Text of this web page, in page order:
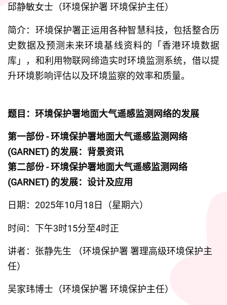
邱静敏女士（环境保护署 环境保护主任）
简介：环境保护署正运用各种智慧科技，包括整合历
史数据及预测未来环境基线资料的「香港环境数据
库」，和利用物联网缔造实时环境监测系统，借以提
升环境影响评估以及环境监察的效率和质量。
题目：环境保护署地面大气遥感监测网络的发展
第一部份 - 环境保护署地面大气遥感监测网络
(GARNET) 的发展：背景资讯
第二部份 - 环境保护署地面大气遥感监测网络
(GARNET) 的发展：设计及应用
日期：2025年10月18日（星期六）
时间：下午3时15分至4时正
讲者：张静先生 （环境保护署 署理高级环境保护主
任）
吴家玮博士（环境保护署 环境保护主任）